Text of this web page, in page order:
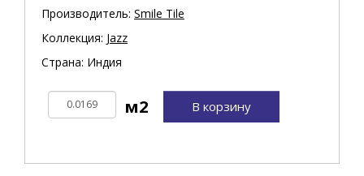
Производитель: Smile Tile
Коллекция: Jazz
Страна: Индия
В корзину